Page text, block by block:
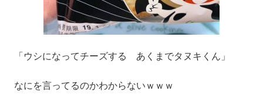
「ウシになってチーズする あくまでタヌキくん」
なにを言ってるのかわからないｗｗｗ